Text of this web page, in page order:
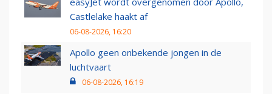
Castlelake haakt af
06-08-2026, 16:20
Apollo geen onbekende jongen in de
luchtvaart
06-08-2026, 16:19